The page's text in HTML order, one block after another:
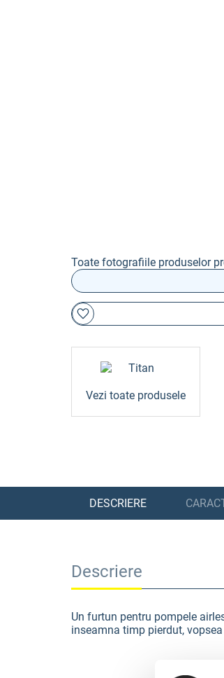
Toate fotografiile produselor
Vezi toate produsele
DESCRIERE
Descriere
Un furtun pentru pompele
inseamna timp pierdut,